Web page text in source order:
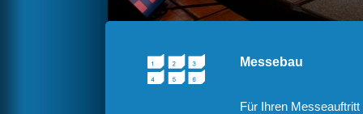
Messebau
Für Ihren